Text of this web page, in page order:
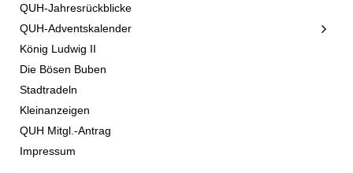
QUH-Jahresrückblicke
QUH-Adventskalender
König Ludwig II
Die Bösen Buben
Stadtradeln
Kleinanzeigen
QUH Mitgl.-Antrag
Impressum